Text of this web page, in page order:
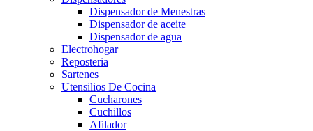
Dispensador de Menestras
Dispensador de aceite
Dispensador de agua
Electrohogar
Reposteria
Sartenes
Utensilios De Cocina
Cucharones
Cuchillos
Afilador